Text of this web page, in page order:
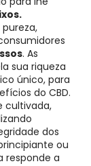
. As
sua riqueza
único, para
do CBD.
cultivada,
dos
ou
responde a